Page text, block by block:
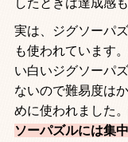
したときは達成感
実は、ジグソーパ
も使われています
い白いジグソーパ
ないので難易度は
めに使われました
ソーパズルには集